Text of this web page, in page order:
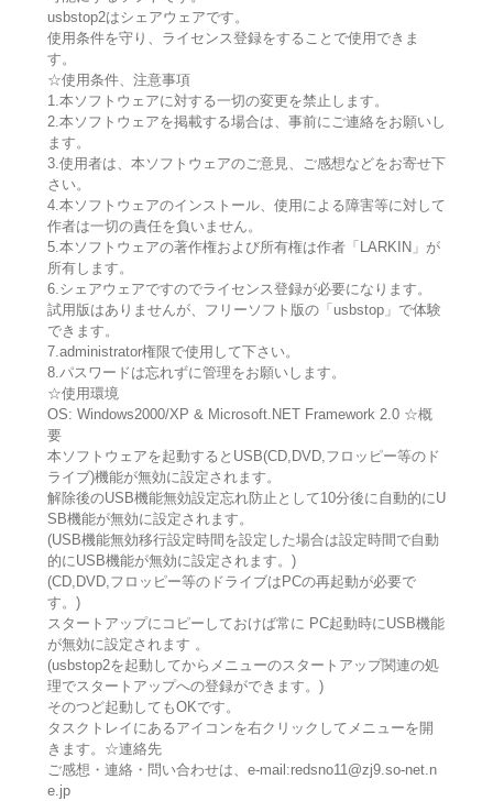
usbstop2はシェアウェアです。
使用条件を守り、ライセンス登録をすることで使用できま
す。
☆使用条件、注意事項
1.本ソフトウェアに対する一切の変更を禁止します。
2.本ソフトウェアを掲載する場合は、事前にご連絡をお願いし
ます。
3.使用者は、本ソフトウェアのご意見、ご感想などをお寄せ下
さい。
4.本ソフトウェアのインストール、使用による障害等に対して
作者は一切の責任を負いません。
5.本ソフトウェアの著作権および所有権は作者「LARKIN」が
所有します。
6.シェアウェアですのでライセンス登録が必要になります。
試用版はありませんが、フリーソフト版の「usbstop」で体験
できます。
7.administrator権限で使用して下さい。
8.パスワードは忘れずに管理をお願いします。
☆使用環境
OS: Windows2000/XP & Microsoft.NET Framework 2.0 ☆概
要
本ソフトウェアを起動するとUSB(CD,DVD,フロッピー等のド
ライブ)機能が無効に設定されます。
解除後のUSB機能無効設定忘れ防止として10分後に自動的にU
SB機能が無効に設定されます。
(USB機能無効移行設定時間を設定した場合は設定時間で自動
的にUSB機能が無効に設定されます。)
(CD,DVD,フロッピー等のドライブはPCの再起動が必要で
す。)
スタートアップにコピーしておけば常に PC起動時にUSB機能
が無効に設定されます 。
(usbstop2を起動してからメニューのスタートアップ関連の処
理でスタートアップへの登録ができます。)
そのつど起動してもOKです。
タスクトレイにあるアイコンを右クリックしてメニューを開
きます。☆連絡先
ご感想・連絡・問い合わせは、e-mail:redsno11@zj9.so-net.n
e.jp